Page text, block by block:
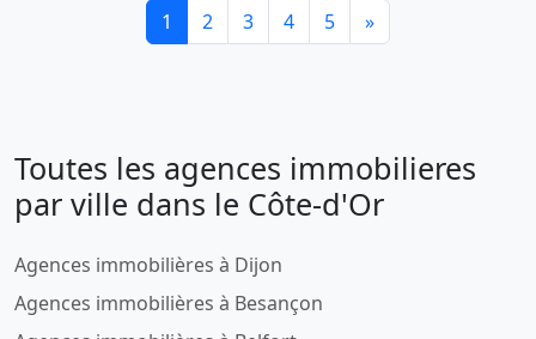
1 2 3 4 5 »
Toutes les agences immobilieres
par ville dans le Côte-d'Or
Agences immobilières à Dijon
Agences immobilières à Besançon